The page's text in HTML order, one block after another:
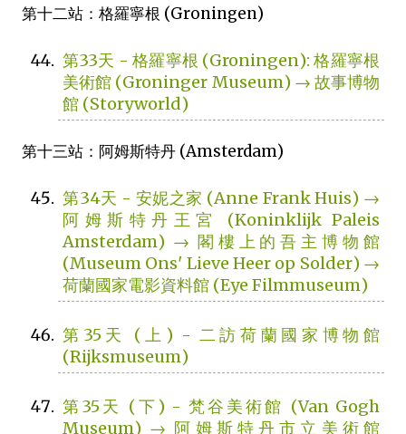
第十二站：格羅寧根 (Groningen)
第33天 - 格羅寧根 (Groningen): 格羅寧根
美術館 (Groninger Museum) → 故事博物
館 (Storyworld)
第十三站：阿姆斯特丹 (Amsterdam)
第34天 - 安妮之家 (Anne Frank Huis) →
阿姆斯特丹王宮 (Koninklijk Paleis
Amsterdam) → 閣樓上的吾主博物館
(Museum Ons' Lieve Heer op Solder) →
荷蘭國家電影資料館 (Eye Filmmuseum)
第35天 (上) - 二訪荷蘭國家博物館
(Rijksmuseum)
第35天 (下) - 梵谷美術館 (Van Gogh
Museum) → 阿姆斯特丹市立美術館